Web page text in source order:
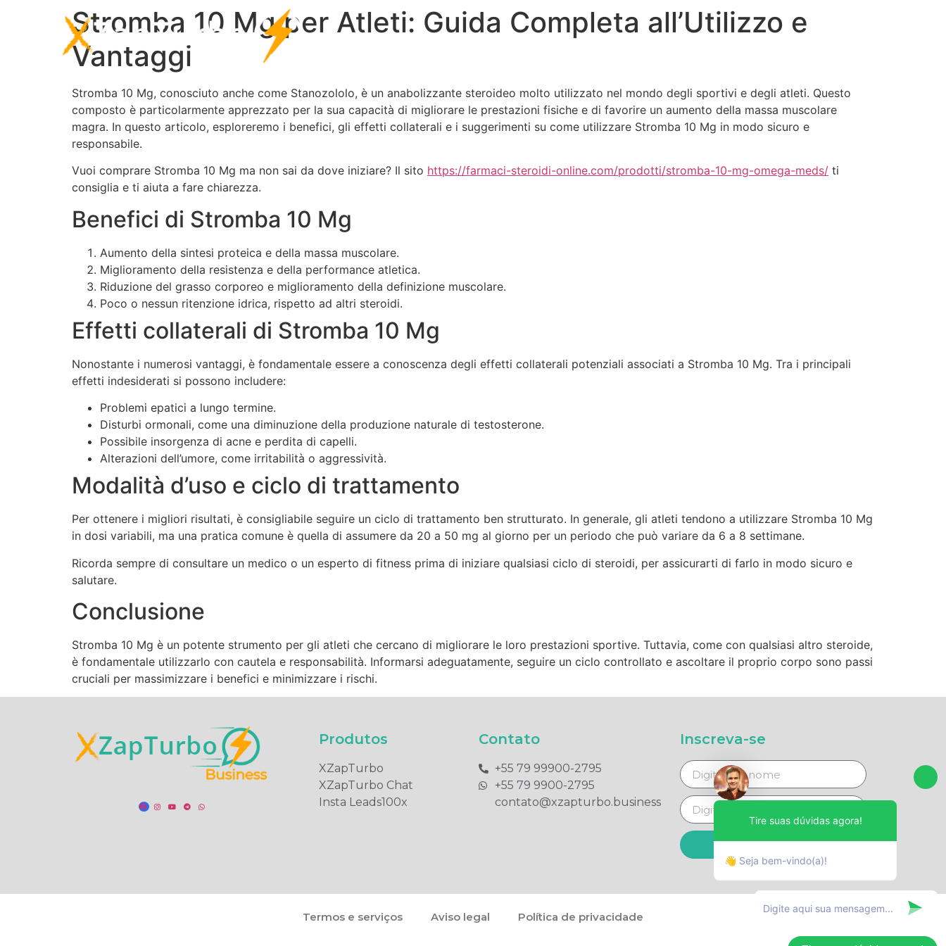
Stromba 10 Mg per Atleti: Guida Completa all’Utilizzo e
Vantaggi
Stromba 10 Mg, conosciuto anche come Stanozololo, è un anabolizzante steroideo molto utilizzato nel mondo degli sportivi e degli atleti. Questo
composto è particolarmente apprezzato per la sua capacità di migliorare le prestazioni fisiche e di favorire un aumento della massa muscolare
magra. In questo articolo, esploreremo i benefici, gli effetti collaterali e i suggerimenti su come utilizzare Stromba 10 Mg in modo sicuro e
responsabile.
Vuoi comprare Stromba 10 Mg ma non sai da dove iniziare? Il sito https://farmaci-steroidi-online.com/prodotti/stromba-10-mg-omega-meds/ ti
consiglia e ti aiuta a fare chiarezza.
Benefici di Stromba 10 Mg
Aumento della sintesi proteica e della massa muscolare.
Miglioramento della resistenza e della performance atletica.
Riduzione del grasso corporeo e miglioramento della definizione muscolare.
Poco o nessun ritenzione idrica, rispetto ad altri steroidi.
Effetti collaterali di Stromba 10 Mg
Nonostante i numerosi vantaggi, è fondamentale essere a conoscenza degli effetti collaterali potenziali associati a Stromba 10 Mg. Tra i principali
effetti indesiderati si possono includere:
Problemi epatici a lungo termine.
Disturbi ormonali, come una diminuzione della produzione naturale di testosterone.
Possibile insorgenza di acne e perdita di capelli.
Alterazioni dell’umore, come irritabilità o aggressività.
Modalità d’uso e ciclo di trattamento
Per ottenere i migliori risultati, è consigliabile seguire un ciclo di trattamento ben strutturato. In generale, gli atleti tendono a utilizzare Stromba 10 Mg
in dosi variabili, ma una pratica comune è quella di assumere da 20 a 50 mg al giorno per un periodo che può variare da 6 a 8 settimane.
Ricorda sempre di consultare un medico o un esperto di fitness prima di iniziare qualsiasi ciclo di steroidi, per assicurarti di farlo in modo sicuro e
salutare.
Conclusione
Stromba 10 Mg è un potente strumento per gli atleti che cercano di migliorare le loro prestazioni sportive. Tuttavia, come con qualsiasi altro steroide,
è fondamentale utilizzarlo con cautela e responsabilità. Informarsi adeguatamente, seguire un ciclo controllato e ascoltare il proprio corpo sono passi
cruciali per massimizzare i benefici e minimizzare i rischi.
Produtos​
XZapTurbo
XZapTurbo Chat
Insta Leads100x
Contato
+55 79 99900-2795​
+55 79 9900-2795​
contato@xzapturbo.business
Inscreva-se
Enviar
Termos e serviços Aviso legal Política de privacidade
Tire suas dúvidas agora!
👋 Seja bem-vindo(a)!